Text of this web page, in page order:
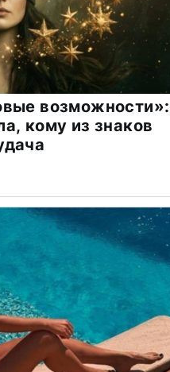
возможности»:
кому из знаков